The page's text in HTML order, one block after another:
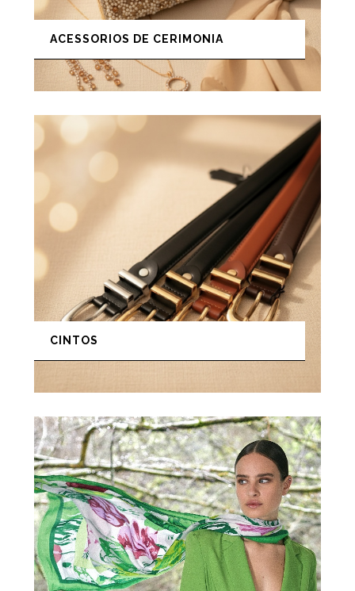
ACESSORIOS DE CERIMONIA
CINTOS